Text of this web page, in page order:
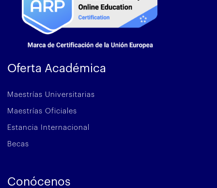
Oferta Académica
Maestrías Universitarias
Maestrías Oficiales
Estancia Internacional
Becas
Conócenos